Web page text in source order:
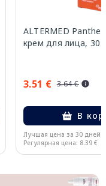
ALTERMED
крем для лица, 30 г
3.51 € 3.64 €
В
Лучшая цена за 30 дней:
Регулярная цена: 8.39 €